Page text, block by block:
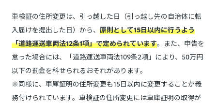
車検証の住所変更は、引っ越した日（引っ越し先の自治体に転
入届けを提出した日）から、 原則として15日以内に行うよう
「道路運送車両法12条1項」で定められています。また、申告を
怠った場合には、「道路運送車両法109条2項」により、50万円
以下の罰金を科せられるおそれがあります。
※同様に、車庫証明の住所変更も15日以内に変更することが義
務付けられています。車検証の住所変更には車庫証明の取得が